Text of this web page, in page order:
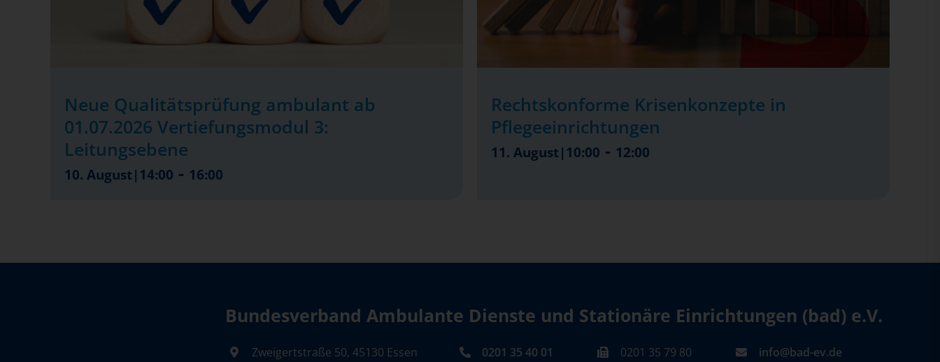
Neue Qualitätsprüfung ambulant ab
01.07.2026 Vertiefungsmodul 3:
Leitungsebene
10. August|14:00 - 16:00
Rechtskonforme Krisenkonzepte in
Pflegeeinrichtungen
11. August|10:00 - 12:00
Bundesverband Ambulante Dienste und Stationäre Einrichtungen (bad) e.V.
Zweigertstraße 50, 45130 Essen 0201 35 40 01 0201 35 79 80 info@bad-ev.de